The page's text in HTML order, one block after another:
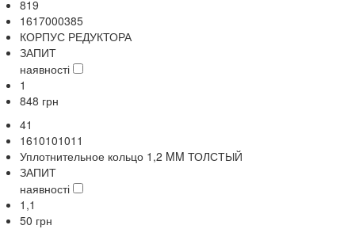
819
1617000385
КОРПУС РЕДУКТОРА
ЗАПИТ
наявності
1
848 грн
41
1610101011
Уплотнительное кольцо 1,2 MM ТОЛСТЫЙ
ЗАПИТ
наявності
1,1
50 грн